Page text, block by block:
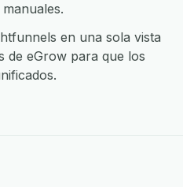
en una sola vista
de eGrow para que los